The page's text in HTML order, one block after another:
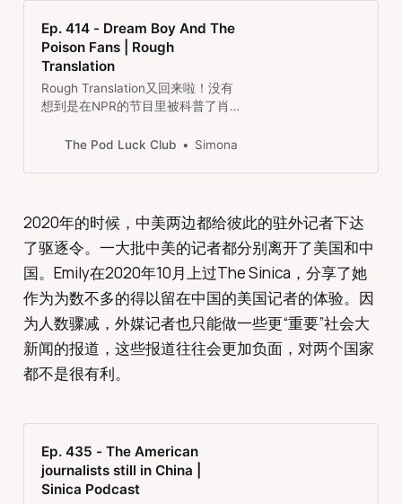
Ep. 414 - Dream Boy And The
Poison Fans | Rough
Translation
Rough Translation又回来啦！没有
想到是在NPR的节目里被科普了肖战
有找到写《下坠》的作者，太想知道
性，有肖战的粉丝，ao3的支持者
的要求，除非是会有人身安全威胁，
不然不可以匿名。经过他们的审核，
这集里被采访的人都符合要求，都是
匿名。后半段有提到#抵制肖战的人
群里有各界人士，几乎是过去被
cencor/举报过的人都发声。但是反
对的人最后也用了肖战粉丝采用的方
式来进行抗争。节目还提到了“举报”
在中国的历史根源。听完节目，联系
到现在美国也有各种#cancel，觉得
The Pod Luck Club Simona
2020年的时候，中美两边都给彼此的驻外记者下达
了驱逐令。一大批中美的记者都分别离开了美国和中
国。Emily在2020年10月上过The Sinica，分享了她
作为为数不多的得以留在中国的美国记者的体验。因
为人数骤减，外媒记者也只能做一些更“重要”社会大
新闻的报道，这些报道往往会更加负面，对两个国家
都不是很有利。
Ep. 435 - The American
journalists still in China |
Sinica Podcast